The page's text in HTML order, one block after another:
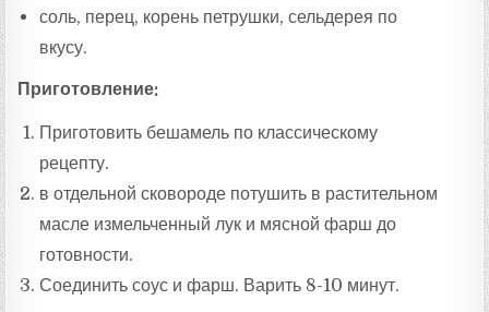
соль, перец, корень петрушки, сельдерея по
вкусу.
Приготовление:
Приготовить бешамель по классическому
рецепту.
в отдельной сковороде потушить в растительном
масле измельченный лук и мясной фарш до
готовности.
Соединить соус и фарш. Варить 8-10 минут.